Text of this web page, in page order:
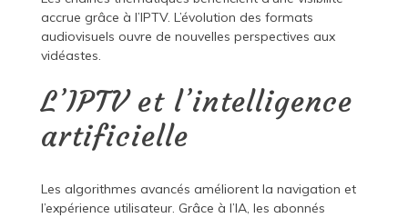
accrue grâce à l’IPTV. L’évolution des formats
audiovisuels ouvre de nouvelles perspectives aux
vidéastes.
L’IPTV et l’intelligence
artificielle
Les algorithmes avancés améliorent la navigation et
l’expérience utilisateur. Grâce à l’IA, les abonnés